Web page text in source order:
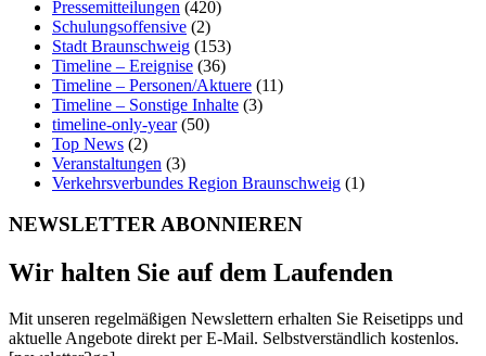
Pressemitteilungen (420)
Schulungsoffensive (2)
Stadt Braunschweig (153)
Timeline – Ereignise (36)
Timeline – Personen/Aktuere (11)
Timeline – Sonstige Inhalte (3)
timeline-only-year(50)
Top News (2)
Veranstaltungen (3)
Verkehrsverbundes Region Braunschweig (1)
NEWSLETTER ABONNIEREN
Wir halten Sie auf dem Laufenden
Mit unseren regelmäßigen Newslettern erhalten Sie Reisetipps und
aktuelle Angebote direkt per E-Mail. Selbstverständlich kostenlos.